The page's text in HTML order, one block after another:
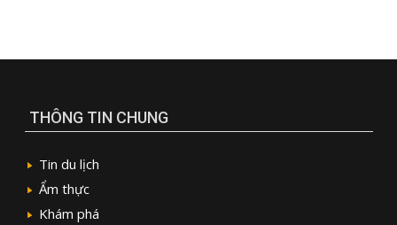
THÔNG TIN CHUNG
Tin du lịch
Ẩm thực
Khám phá